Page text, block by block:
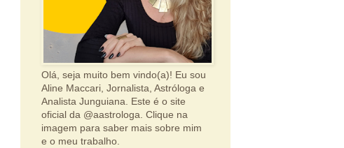
Olá, seja muito bem vindo(a)! Eu sou
Aline Maccari, Jornalista, Astróloga e
Analista Junguiana. Este é o site
oficial da @aastrologa. Clique na
imagem para saber mais sobre mim
e o meu trabalho.